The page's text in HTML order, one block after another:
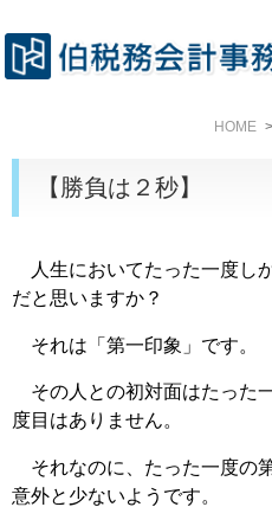
HOME
【勝負は２秒】
人生においてたった一度し
だと思いますか？
それは「第一印象」です。
その人との初対面はたった
度目はありません。
それなのに、たった一度の
意外と少ないようです。